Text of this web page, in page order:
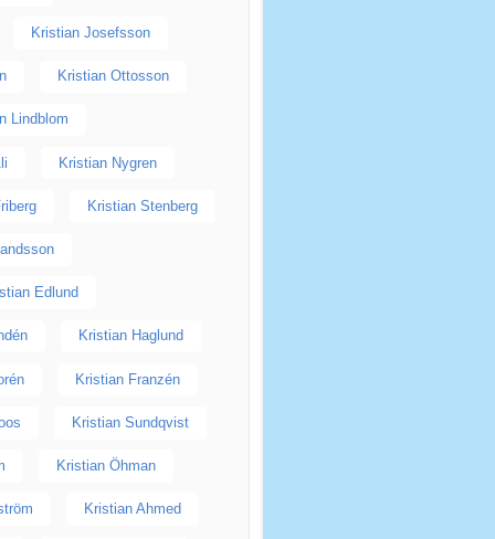
Kristian Josefsson
Kristian Ottosson
Lindblom
Kristian Nygren
Kristian Stenberg
Edlund
Kristian Haglund
Kristian Franzén
Kristian Sundqvist
Kristian Öhman
Kristian Ahmed